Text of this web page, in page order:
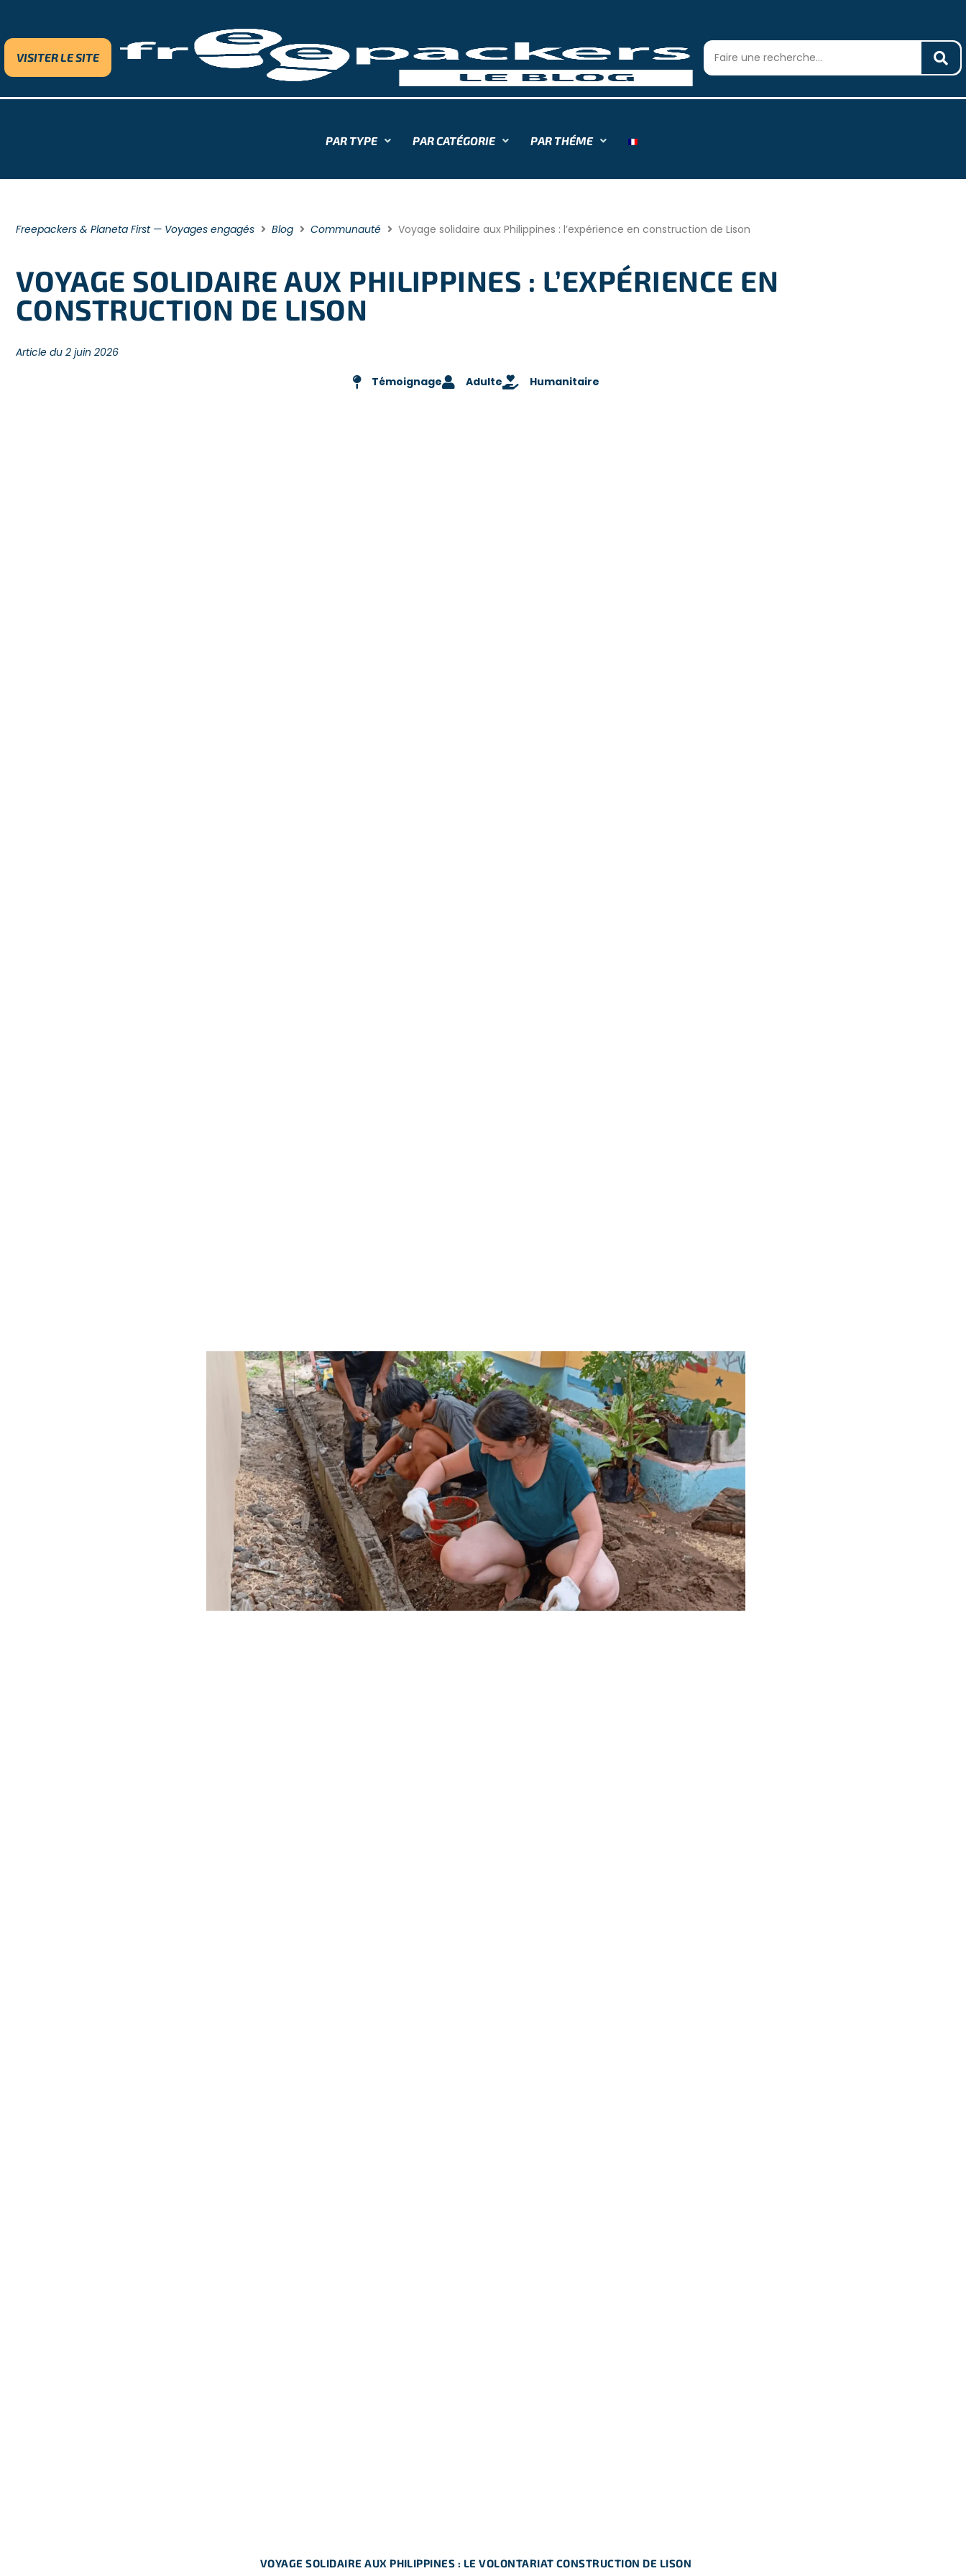
VISITER LE SITE
PAR TYPE PAR CATÉGORIE PAR THÉME
Freepackers & Planeta First — Voyages engagés Blog Communauté Voyage solidaire aux Philippines : l’expérience en construction de Lison
VOYAGE SOLIDAIRE AUX PHILIPPINES : L’EXPÉRIENCE EN
CONSTRUCTION DE LISON
Article du 2 juin 2026
Témoignage Adulte Humanitaire
VOYAGE SOLIDAIRE AUX PHILIPPINES : LE VOLONTARIAT CONSTRUCTION DE LISON